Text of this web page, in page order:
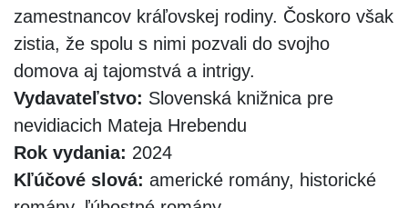
zamestnancov kráľovskej rodiny. Čoskoro však
zistia, že spolu s nimi pozvali do svojho
domova aj tajomstvá a intrigy.
Vydavateľstvo: Slovenská knižnica pre
nevidiacich Mateja Hrebendu
Rok vydania: 2024
Kľúčové slová: americké romány, historické